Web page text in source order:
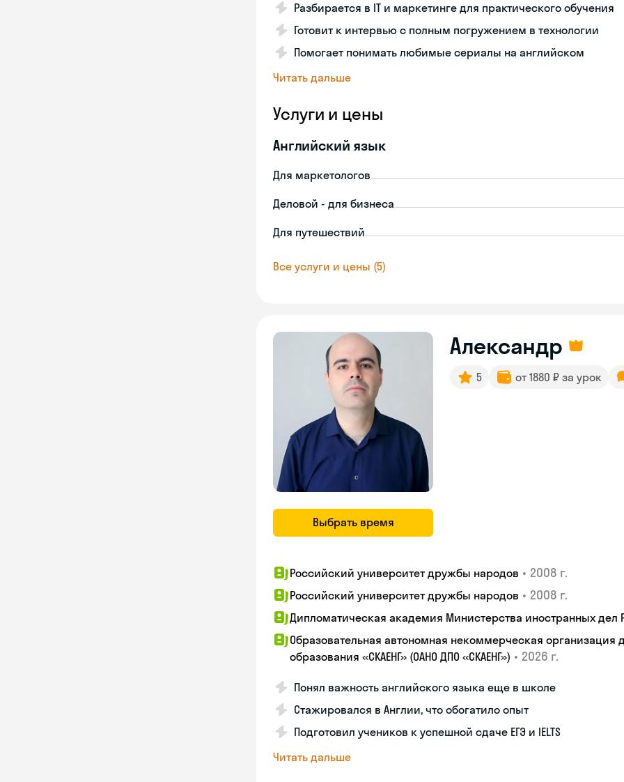
Разбирается в IT и маркетинге для практического обучения
Готовит к интервью с полным погружением в технологии
Помогает понимать любимые сериалы на английском
Читать дальше
Услуги и цены
Английский язык
Для маркетологов
Деловой - для бизнеса
Для путешествий
Все услуги и цены (5)
Выбрать время
Александр
5 от 1880 ₽ за урок
Российский университет дружбы народов • 2008 г.
Российский университет дружбы народов • 2008 г.
Дипломатическая академия Министерства иностранных
Образовательная автономная некоммерческая организация
образования «СКАЕНГ» (ОАНО ДПО «СКАЕНГ») • 2026 г.
Понял важность английского языка еще в школе
Стажировался в Англии, что обогатило опыт
Подготовил учеников к успешной сдаче ЕГЭ и IELTS
Читать дальше